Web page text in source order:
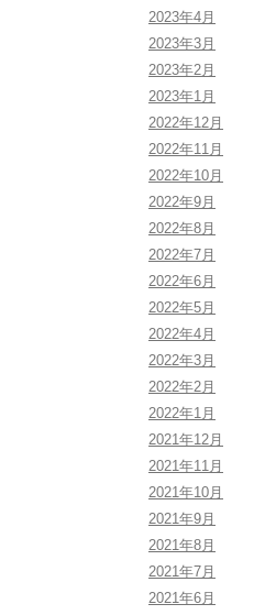
2023年4月
2023年3月
2023年2月
2023年1月
2022年12月
2022年11月
2022年10月
2022年9月
2022年8月
2022年7月
2022年6月
2022年5月
2022年4月
2022年3月
2022年2月
2022年1月
2021年12月
2021年11月
2021年10月
2021年9月
2021年8月
2021年7月
2021年6月